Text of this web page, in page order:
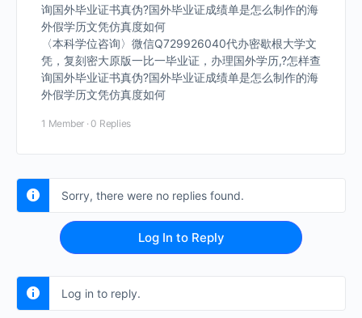
询国外毕业证书真伪?国外毕业证成绩单是怎么制作的海
外假学历文凭仿真度如何
〈本科学位咨询〉微信Q729926040代办密歇根大学文
凭，复刻密大原版一比一毕业证，办理国外学历,?怎样查
询国外毕业证书真伪?国外毕业证成绩单是怎么制作的海
外假学历文凭仿真度如何
1 Member · 0 Replies
Sorry, there were no replies found.
Log In to Reply
Log in to reply.